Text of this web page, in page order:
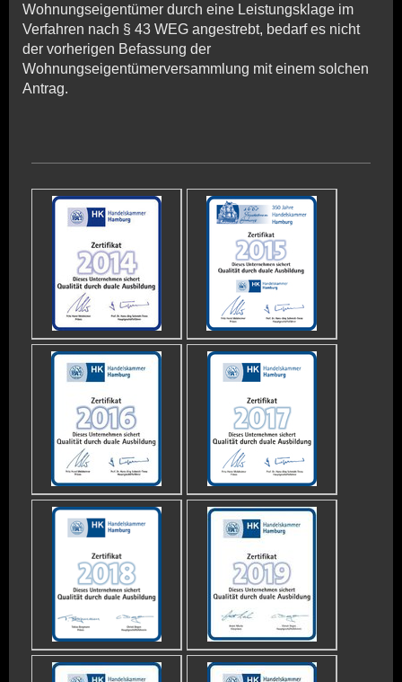
Wohnungseigentümer durch eine Leistungsklage im
Verfahren nach § 43 WEG angestrebt, bedarf es nicht
der vorherigen Befassung der
Wohnungseigentümerversammlung mit einem solchen
Antrag.